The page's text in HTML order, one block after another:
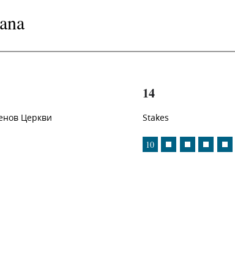
Церкви
1 -in-
14
Stakes
10